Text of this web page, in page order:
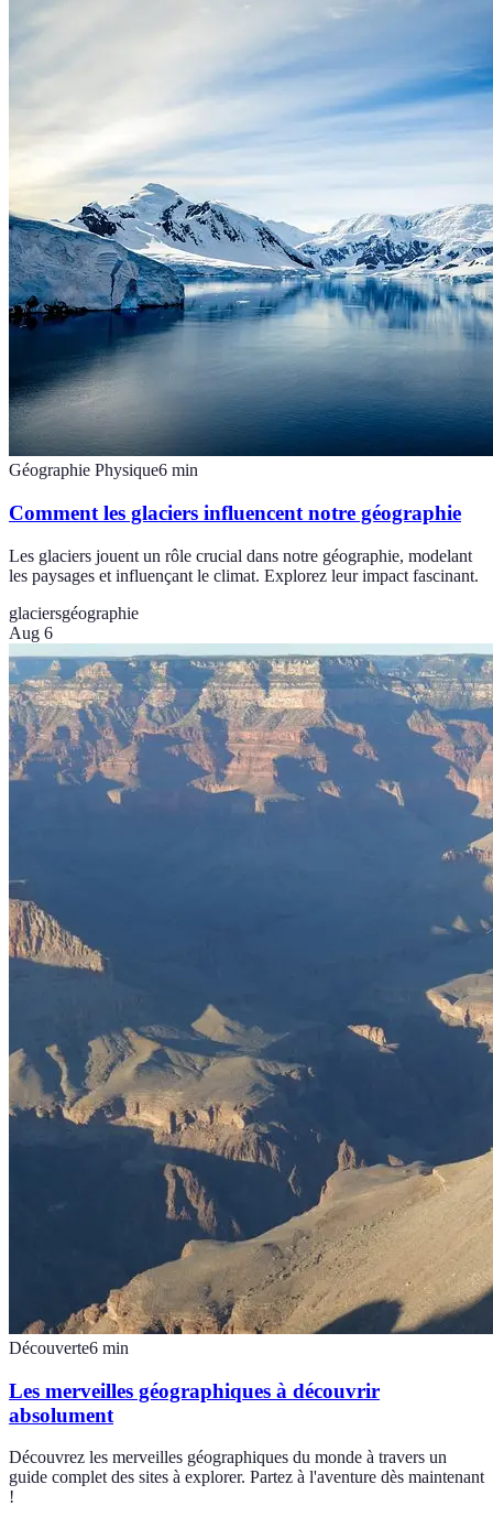
Géographie Physique6 min
Comment les glaciers influencent notre géographie
Les glaciers jouent un rôle crucial dans notre géographie, modelant
les paysages et influençant le climat. Explorez leur impact fascinant.
glaciersgéographie
Aug 6
Découverte6 min
Les merveilles géographiques à découvrir
absolument
Découvrez les merveilles géographiques du monde à travers un
guide complet des sites à explorer. Partez à l'aventure dès maintenant
!